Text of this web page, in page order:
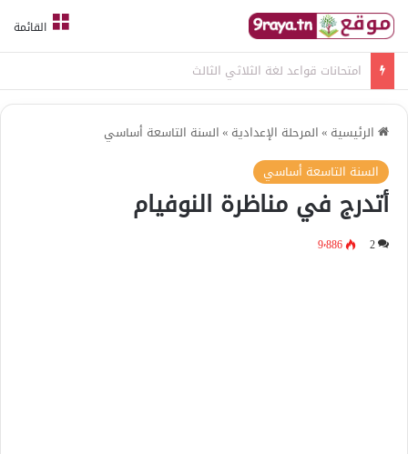
القائمة
امتحانات قواعد لغة الثلاثي الثالث
الرئيسية »المرحلة الإعدادية »السنة التاسعة أساسي
السنة التاسعة أساسي
أتدرج في مناظرة النوفيام
2 9٬886